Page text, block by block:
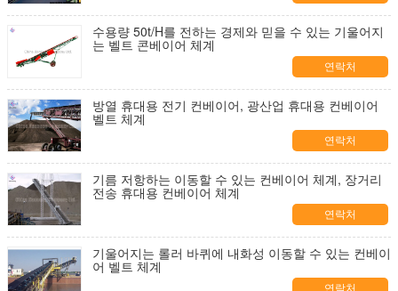
수용량 50t/H를 전하는 경제와 믿을 수 있는 기울어지
는 벨트 콘베이어 체계
연락처
방열 휴대용 전기 컨베이어, 광산업 휴대용 컨베이어
벨트 체계
연락처
기름 저항하는 이동할 수 있는 컨베이어 체계, 장거리
전송 휴대용 컨베이어 체계
연락처
기울어지는 롤러 바퀴에 내화성 이동할 수 있는 컨베이
어 벨트 체계
연락처